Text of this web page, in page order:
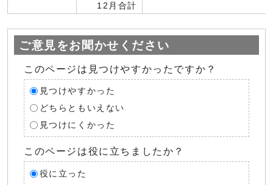
12月合計
ご意見をお聞かせください
このページは見つけやすかったですか？
見つけやすかった
どちらともいえない
見つけにくかった
このページは役に立ちましたか？
役に立った